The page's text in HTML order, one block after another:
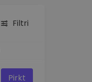
Filtri
Pirkt